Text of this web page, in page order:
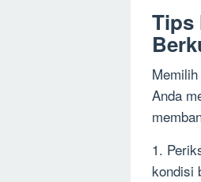
Tips
Anda
1.
kondisi